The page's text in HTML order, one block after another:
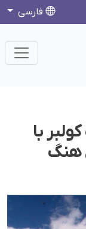
فارسی
با
هنگ